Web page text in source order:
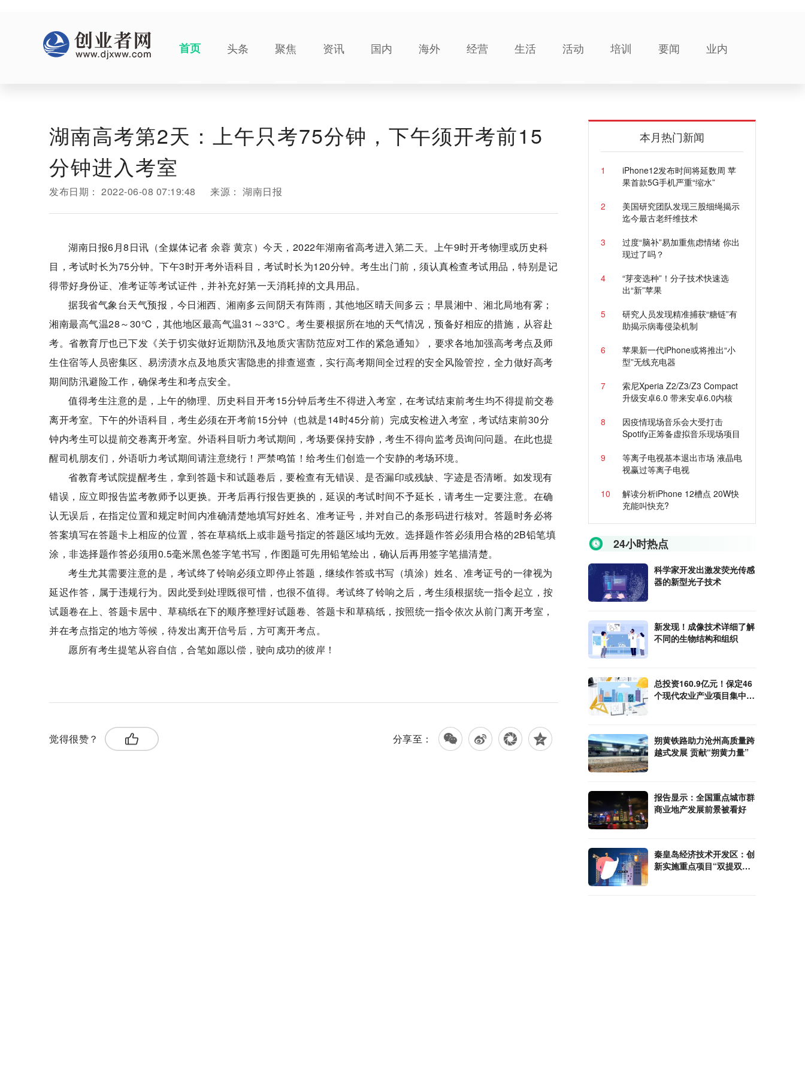
首页 头条 聚焦 资讯 国内 海外 经营 生活 活动 培训 要闻 业内
湖南高考第2天：上午只考75分钟，下午须开考前15
分钟进入考室
发布日期： 2022-06-08 07:19:48 来源： 湖南日报
湖南日报6月8日讯（全媒体记者 余蓉 黄京）今天，2022年湖南省高考进入第二天。上午9时开考物理或历史科
目，考试时长为75分钟。下午3时开考外语科目，考试时长为120分钟。考生出门前，须认真检查考试用品，特别是记
得带好身份证、准考证等考试证件，并补充好第一天消耗掉的文具用品。
据我省气象台天气预报，今日湘西、湘南多云间阴天有阵雨，其他地区晴天间多云；早晨湘中、湘北局地有雾；
湘南最高气温28～30℃，其他地区最高气温31～33℃。考生要根据所在地的天气情况，预备好相应的措施，从容赴
考。省教育厅也已下发《关于切实做好近期防汛及地质灾害防范应对工作的紧急通知》，要求各地加强高考考点及师
生住宿等人员密集区、易涝渍水点及地质灾害隐患的排查巡查，实行高考期间全过程的安全风险管控，全力做好高考
期间防汛避险工作，确保考生和考点安全。
值得考生注意的是，上午的物理、历史科目开考15分钟后考生不得进入考室，在考试结束前考生均不得提前交卷
离开考室。下午的外语科目，考生必须在开考前15分钟（也就是14时45分前）完成安检进入考室，考试结束前30分
钟内考生可以提前交卷离开考室。外语科目听力考试期间，考场要保持安静，考生不得向监考员询问问题。在此也提
醒司机朋友们，外语听力考试期间请注意绕行！严禁鸣笛！给考生们创造一个安静的考场环境。
省教育考试院提醒考生，拿到答题卡和试题卷后，要检查有无错误、是否漏印或残缺、字迹是否清晰。如发现有
错误，应立即报告监考教师予以更换。开考后再行报告更换的，延误的考试时间不予延长，请考生一定要注意。在确
认无误后，在指定位置和规定时间内准确清楚地填写好姓名、准考证号，并对自己的条形码进行核对。答题时务必将
答案填写在答题卡上相应的位置，答在草稿纸上或非题号指定的答题区域均无效。选择题作答必须用合格的2B铅笔填
涂，非选择题作答必须用0.5毫米黑色签字笔书写，作图题可先用铅笔绘出，确认后再用签字笔描清楚。
考生尤其需要注意的是，考试终了铃响必须立即停止答题，继续作答或书写（填涂）姓名、准考证号的一律视为
延迟作答，属于违规行为。因此受到处理既很可惜，也很不值得。考试终了铃响之后，考生须根据统一指令起立，按
试题卷在上、答题卡居中、草稿纸在下的顺序整理好试题卷、答题卡和草稿纸，按照统一指令依次从前门离开考室，
并在考点指定的地方等候，待发出离开信号后，方可离开考点。
愿所有考生提笔从容自信，合笔如愿以偿，驶向成功的彼岸！
觉得很赞？ 分享至：
本月热门新闻
1
iPhone12发布时间将延数周 苹
果首款5G手机严重“缩水”
2
美国研究团队发现三股细绳揭示
迄今最古老纤维技术
3
过度“脑补”易加重焦虑情绪 你出
现过了吗？
4
“芽变选种”！分子技术快速选
出“新”苹果
5
研究人员发现精准捕获“糖链”有
助揭示病毒侵染机制
6
苹果新一代iPhone或将推出“小
型”无线充电器
7
索尼Xperia Z2/Z3/Z3 Compact
升级安卓6.0 带来安卓6.0内核
8
因疫情现场音乐会大受打击
Spotify正筹备虚拟音乐现场项目
9
等离子电视基本退出市场 液晶电
视赢过等离子电视
10
解读分析iPhone 12槽点 20W快
充能叫快充?
24小时热点
科学家开发出激发荧光传感
器的新型光子技术
新发现！成像技术详细了解
不同的生物结构和组织
总投资160.9亿元！保定46
个现代农业产业项目集中开
朔黄铁路助力沧州高质量跨
越式发展 贡献“朔黄力量”
报告显示：全国重点城市群
商业地产发展前景被看好
秦皇岛经济技术开发区：创
新实施重点项目“双提双